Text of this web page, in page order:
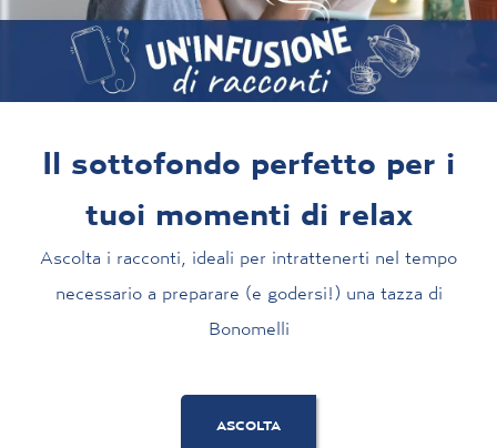
Il sottofondo perfetto per i
tuoi momenti di relax
Ascolta i racconti, ideali per intrattenerti nel tempo
necessario a preparare (e godersi!) una tazza di
Bonomelli
ASCOLTA